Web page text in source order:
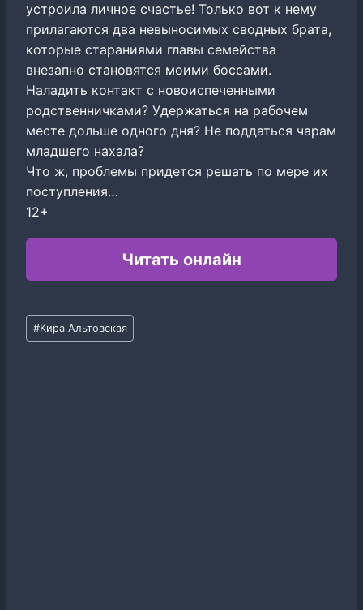
устроила личное счастье! Только вот к нему
прилагаются два невыносимых сводных брата,
которые стараниями главы семейства
внезапно становятся моими боссами.
Наладить контакт с новоиспеченными
родственничками? Удержаться на рабочем
месте дольше одного дня? Не поддаться чарам
младшего нахала?
Что ж, проблемы придется решать по мере их
поступления…
12+
Читать онлайн
Метки
записи:
#Кира Альтовская